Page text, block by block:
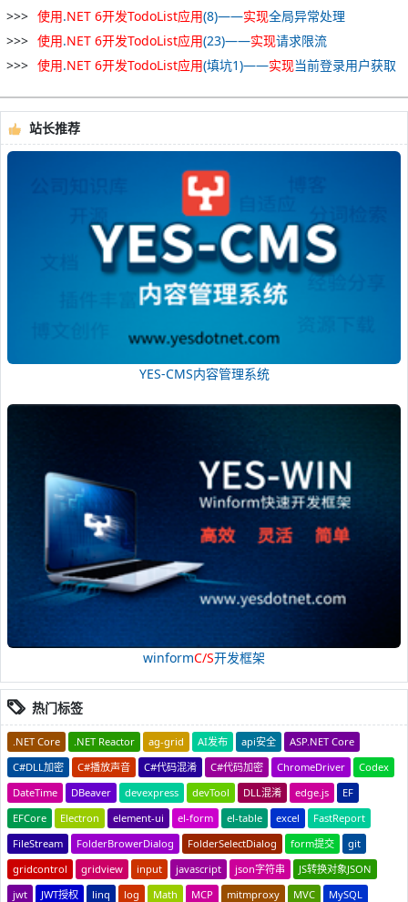
使用.NET 6开发TodoList应用(8)——实现全局异常处理
使用.NET 6开发TodoList应用(23)——实现请求限流
使用.NET 6开发TodoList应用(填坑1)——实现当前登录用户获取
站长推荐
YES-CMS内容管理系统
winformC/S开发框架
热门标签
.NET Core .NET Reactor ag-grid AI发布 api安全
ASP.NET Core
C#DLL加密
C#播放声音 C#代码混淆 C#代码加密 ChromeDriver
Codex
DateTime
DBeaver devexpress devTool DLL混淆 edge.js
EF
EFCore
Electron element-ui el-form el-table excel
FastReport
FileStream
FolderBrowerDialog FolderSelectDialog form提交
git
gridcontrol
gridview input javascript json字符串
JS转换对象JSON
jwt
JWT授权 linq log Math MCP mitmproxy MVC
MySQL